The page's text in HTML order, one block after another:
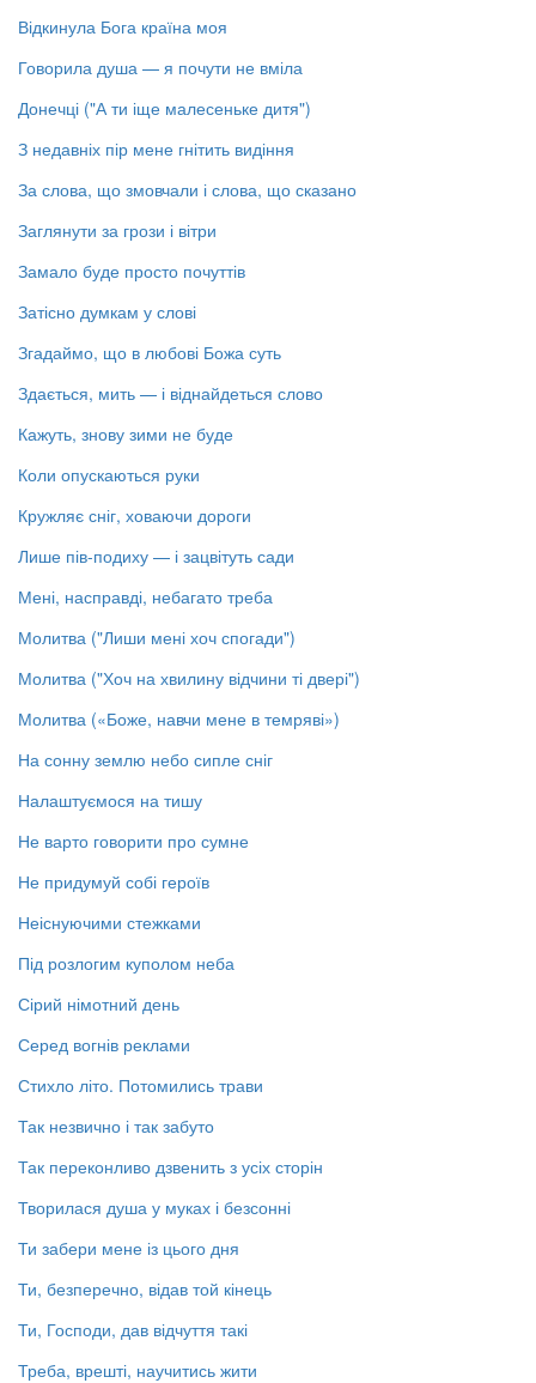
Відкинула Бога країна моя
Говорила душа — я почути не вміла
Донечці ("А ти іще малесеньке дитя")
З недавніх пір мене гнітить видіння
За слова, що змовчали і слова, що сказано
Заглянути за грози і вітри
Замало буде просто почуттів
Затісно думкам у слові
Згадаймо, що в любові Божа суть
Здається, мить — і віднайдеться слово
Кажуть, знову зими не буде
Коли опускаються руки
Кружляє сніг, ховаючи дороги
Лише пів-подиху — і зацвітуть сади
Мені, насправді, небагато треба
Молитва ("Лиши мені хоч спогади")
Молитва ("Хоч на хвилину відчини ті двері")
Молитва («Боже, навчи мене в темряві»)
На сонну землю небо сипле сніг
Налаштуємося на тишу
Не варто говорити про сумне
Не придумуй собі героїв
Неіснуючими стежками
Під розлогим куполом неба
Сірий німотний день
Серед вогнів реклами
Стихло літо. Потомились трави
Так незвично і так забуто
Так переконливо дзвенить з усіх сторін
Творилася душа у муках і безсонні
Ти забери мене із цього дня
Ти, безперечно, відав той кінець
Ти, Господи, дав відчуття такі
Треба, врешті, научитись жити